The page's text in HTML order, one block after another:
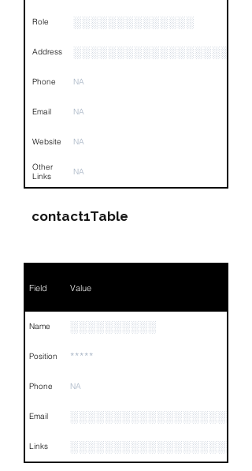
Role ░░░░░░░░░░░░░░
Address
Phone NA
Email NA
Website NA
Other
Links
NA
contact1Table
Field Value
Name ░░░░░░░░░░
Position *****
Phone NA
Email
Links